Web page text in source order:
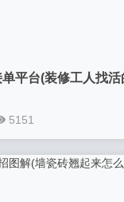
平台(装修工人找
5151